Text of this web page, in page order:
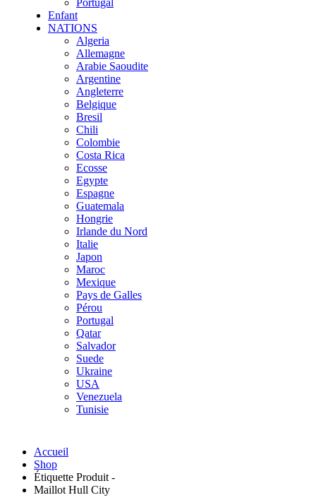
Portugal
Enfant
NATIONS
Algeria
Allemagne
Arabie Saoudite
Argentine
Angleterre
Belgique
Bresil
Chili
Colombie
Costa Rica
Ecosse
Egypte
Espagne
Guatemala
Hongrie
Irlande du Nord
Italie
Japon
Maroc
Mexique
Pays de Galles
Pérou
Portugal
Qatar
Salvador
Suede
Ukraine
USA
Venezuela
Tunisie
Accueil
Shop
Étiquette Produit -
Maillot Hull City